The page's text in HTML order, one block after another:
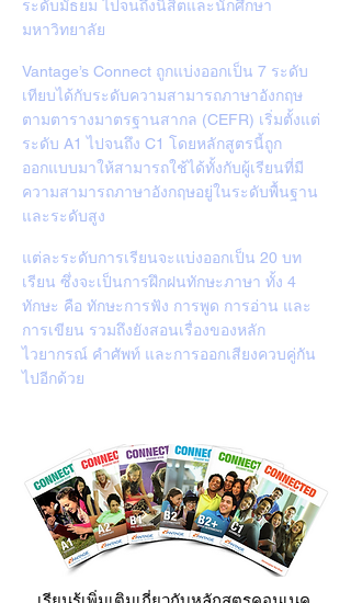
ระดับมัธยม ไปจนถึงนิสิตและนักศึกษา
มหาวิทยาลัย
Vantage’s Connect ถูกแบ่งออกเป็น 7 ระดับ
เทียบได้กับระดับความสามารถภาษาอังกฤษ
ตามตารางมาตรฐานสากล (CEFR) เริ่มตั้งแต่
ระดับ A1 ไปจนถึง C1 โดยหลักสูตรนี้ถูก
ออกแบบมาให้สามารถใช้ได้ทั้งกับผู้เรียนที่มี
ความสามารถภาษาอังกฤษอยู่ในระดับพื้นฐาน
และระดับสูง
แต่ละระดับการเรียนจะแบ่งออกเป็น 20 บท
เรียน ซึ่งจะเป็นการฝึกฝนทักษะภาษา ทั้ง 4
ทักษะ คือ ทักษะการฟัง การพูด การอ่าน และ
การเขียน รวมถึงยังสอนเรื่องของหลัก
ไวยากรณ์ คำศัพท์ และการออกเสียงควบคู่กัน
ไปอีกด้วย